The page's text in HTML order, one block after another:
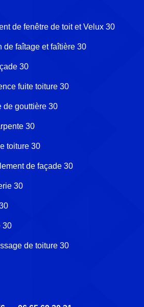
de fenêtre de toit et Velux 30
de faîtage et faîtière 30
30
fuite toiture 30
de gouttière 30
30
toiture 30
de façade 30
30
30
de toiture 30